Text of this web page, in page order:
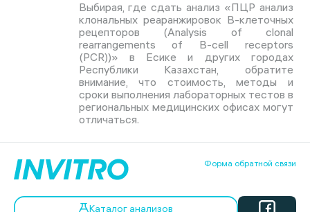
Выбирая, где сдать анализ «ПЦР анализ
клональных реаранжировок В-клеточных
рецепторов (Analysis of clonal
rearrangements of B-cell receptors
(PCR))» в Есике и других городах
Республики Казахстан, обратите
внимание, что стоимость, методы и
сроки выполнения лабораторных тестов в
региональных медицинских офисах могут
отличаться.
Форма обратной связи
Каталог анализов